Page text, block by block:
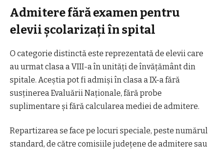
Admitere fără examen pentru
elevii școlarizați în spital
O categorie distinctă este reprezentată de elevii care
au urmat clasa a VIII-a în unități de învățământ din
spitale. Aceștia pot fi admiși în clasa a IX-a fără
susținerea Evaluării Naționale, fără probe
suplimentare și fără calcularea mediei de admitere.
Repartizarea se face pe locuri speciale, peste numărul
standard, de către comisiile județene de admitere sau